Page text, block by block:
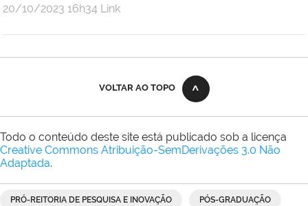
por
publicado
20/10/2023 16h34 Link
VOLTAR AO TOPO
Todo o conteúdo deste site está publicado sob a licença
Creative Commons Atribuição-SemDerivações 3.0 Não
Adaptada.
PRÓ-REITORIA DE PESQUISA E INOVAÇÃO PÓS-GRADUAÇÃO